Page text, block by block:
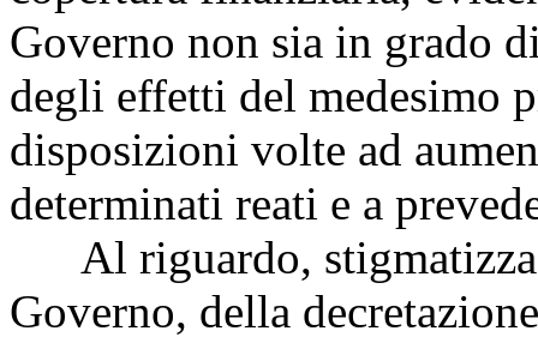
Governo non sia in grado
degli effetti del medesimo
disposizioni volte ad
determinati reati e a
Al riguardo,
Governo, della